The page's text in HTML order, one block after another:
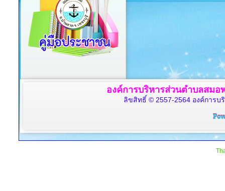
องค์การบริหารส่วนตำบลสมอ
ลิขสิทธิ์ © 2557-2564 องค์การ